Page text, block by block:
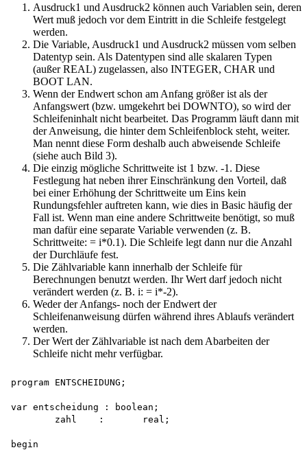
Ausdruck1 und Ausdruck2 können auch Variablen sein, deren
Wert muß jedoch vor dem Eintritt in die Schleife festgelegt
werden.
Die Variable, Ausdruck1 und Ausdruck2 müssen vom selben
Datentyp sein. Als Datentypen sind alle skalaren Typen
(außer REAL) zugelassen, also INTEGER, CHAR und
BOOT LAN.
Wenn der Endwert schon am Anfang größer ist als der
Anfangswert (bzw. umgekehrt bei DOWNTO), so wird der
Schleifeninhalt nicht bearbeitet. Das Programm läuft dann mit
der Anweisung, die hinter dem Schleifenblock steht, weiter.
Man nennt diese Form deshalb auch abweisende Schleife
(siehe auch Bild 3).
Die einzig mögliche Schrittweite ist 1 bzw. -1. Diese
Festlegung hat neben ihrer Einschränkung den Vorteil, daß
bei einer Erhöhung der Schrittweite um Eins kein
Rundungsfehler auftreten kann, wie dies in Basic häufig der
Fall ist. Wenn man eine andere Schrittweite benötigt, so muß
man dafür eine separate Variable verwenden (z. B.
Schrittweite: = i*0.1). Die Schleife legt dann nur die Anzahl
der Durchläufe fest.
Die Zählvariable kann innerhalb der Schleife für
Berechnungen benutzt werden. Ihr Wert darf jedoch nicht
verändert werden (z. B. i: = i*-2).
Weder der Anfangs- noch der Endwert der
Schleifenanweisung dürfen während ihres Ablaufs verändert
werden.
Der Wert der Zählvariable ist nach dem Abarbeiten der
Schleife nicht mehr verfügbar.
program ENTSCHEIDUNG;
var entscheidung : boolean;
begin